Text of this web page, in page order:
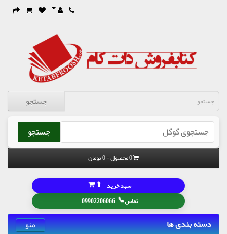
جستجو
جستجو
0 محصول - 0 تومان
تماس📞
09902206066
سبد خرید ⬆
دسته بندی ها منو